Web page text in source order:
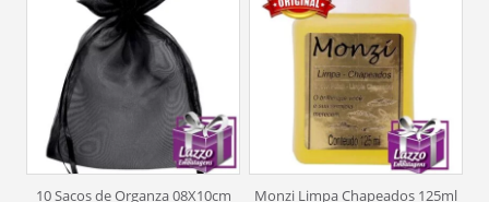
10 Sacos de Organza 08X10cm Monzi Limpa Chapeados 125ml